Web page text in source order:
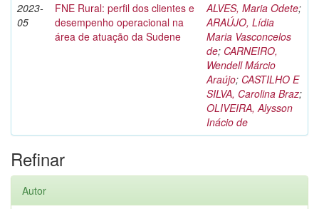
2023-
05
FNE Rural: perfil dos clientes e
desempenho operacional na
área de atuação da Sudene
ALVES, Maria Odete;
ARAÚJO, Lídia
Maria Vasconcelos
de; CARNEIRO,
Wendell Márcio
Araújo; CASTILHO E
SILVA, Carolina Braz;
OLIVEIRA, Alysson
Inácio de
Refinar
Autor